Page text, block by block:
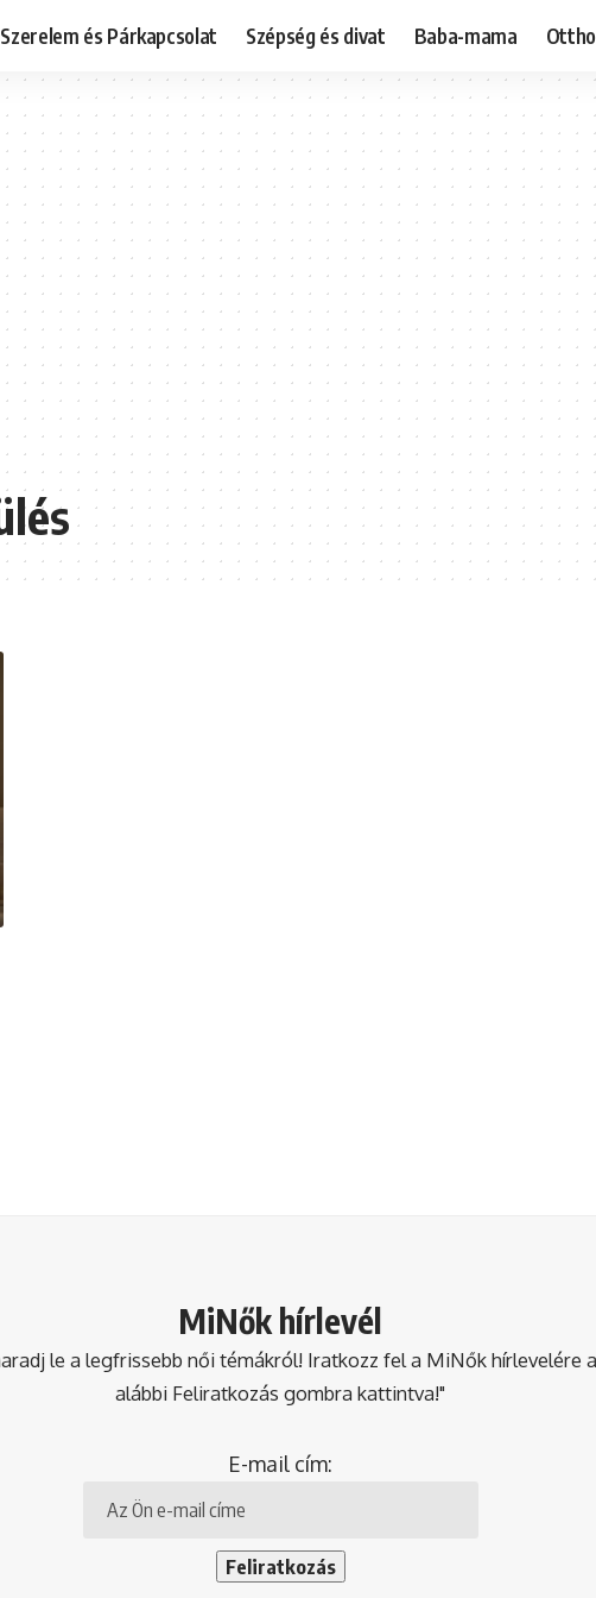
Szerelem és Párkapcsolat Szépség és divat Baba-mama
MiNők hírlevél
le a legfrissebb női témákról! Iratkozz fel a MiNők hírlevelére
alábbi Feliratkozás gombra kattintva!"
E-mail cím: